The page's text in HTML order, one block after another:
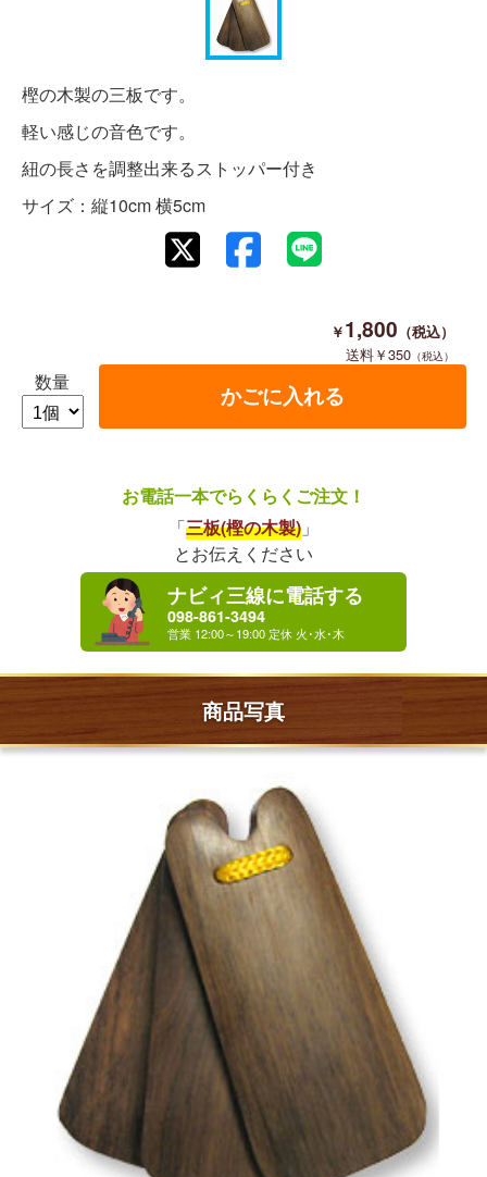
樫の木製の三板です。
軽い感じの音色です。
紐の長さを調整出来るストッパー付き
サイズ：縦10cm 横5cm
1,800
350
数量
お電話一本でらくらくご注文！
「三板(樫の木製) 」
とお伝えください
ナビィ三線に電話する
098-861-3494
商品写真